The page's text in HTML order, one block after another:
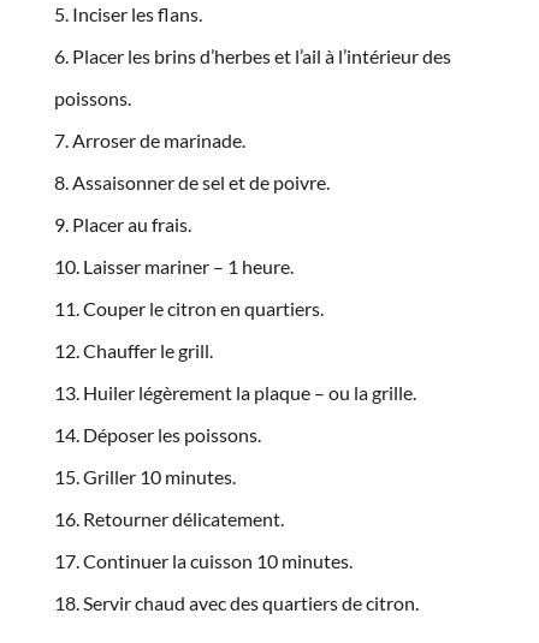
Inciser les flans.
Placer les brins d’herbes et l’ail à l’intérieur des
poissons.
Arroser de marinade.
Assaisonner de sel et de poivre.
Placer au frais.
Laisser mariner – 1 heure.
Couper le citron en quartiers.
Chauffer le grill.
Huiler légèrement la plaque – ou la grille.
Déposer les poissons.
Griller 10 minutes.
Retourner délicatement.
Continuer la cuisson 10 minutes.
Servir chaud avec des quartiers de citron.